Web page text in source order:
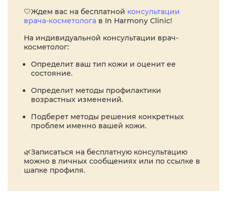
🤍Ждем вас на бесплатной консультации
врача-косметолога в In Harmony Clinic!
На индивидуальной консультации врач-
косметолог:
Определит ваш тип кожи и оценит ее
состояние.
Определит методы профилактики
возрастных изменений.
Подберет методы решения конкретных
проблем именно вашей кожи.
🌿Записаться на бесплатную консультацию
можно в личных сообщениях или по ссылке в
шапке профиля.